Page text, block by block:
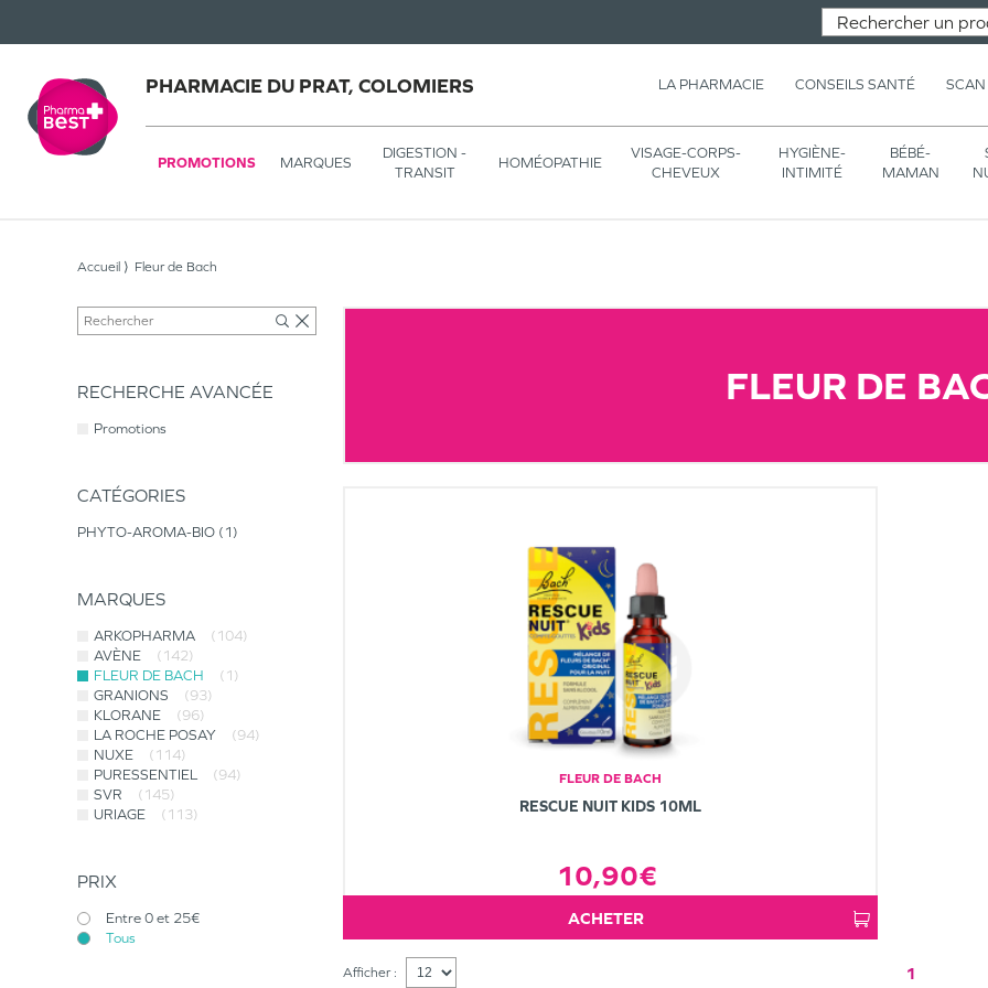
PHARMACIE DU PRAT, COLOMIERS LA PHARMACIE CONSEILS SANTÉ SCAN
PROMOTIONS MARQUES
DIGESTION -
TRANSIT
HOMÉOPATHIE
VISAGE-CORPS-
CHEVEUX
HYGIÈNE-
INTIMITÉ
BÉBÉ-
MAMAN
Accueil Fleur de Bach
RECHERCHE AVANCÉE
Promotions
CATÉGORIES
PHYTO-AROMA-BIO 1
MARQUES
ARKOPHARMA
(104)
AVÈNE
(142)
FLEUR DE BACH
(1)
GRANIONS
(93)
KLORANE
(96)
LA ROCHE POSAY
(94)
NUXE
(114)
PURESSENTIEL
(94)
SVR
(145)
URIAGE
(113)
PRIX
Entre 0 et 25€
Tous
FLEUR DE
FLEUR DE BACH
RESCUE NUIT KIDS 10ML
10,90€
ACHETER
Afficher : 1